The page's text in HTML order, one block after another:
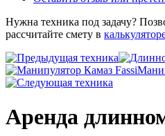
Нужна техника под задачу?
рассчитайте смету в
Аренда